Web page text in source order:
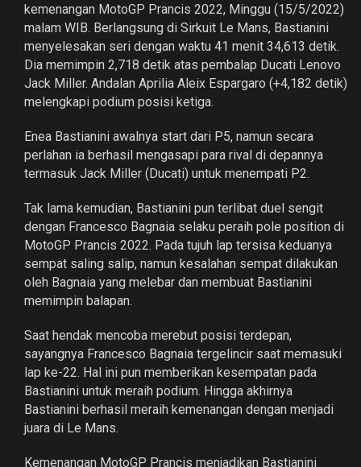
kemenangan MotoGP Prancis 2022, Minggu (15/5/2022)
malam WIB. Berlangsung di Sirkuit Le Mans, Bastianini
menyelesakan seri dengan waktu 41 menit 34,613 detik.
Dia memimpin 2,718 detik atas pembalap Ducati Lenovo
Jack Miller. Andalan Aprilia Aleix Espargaro (+4,182 detik)
melengkapi podium posisi ketiga.
Enea Bastianini awalnya start dari P5, namun secara
perlahan ia berhasil mengasapi para rival di depannya
termasuk Jack Miller (Ducati) untuk menempati P2.
Tak lama kemudian, Bastianini pun terlibat duel sengit
dengan Francesco Bagnaia selaku peraih pole position di
MotoGP Prancis 2022. Pada tujuh lap tersisa keduanya
sempat saling salip, namun kesalahan sempat dilakukan
oleh Bagnaia yang melebar dan membuat Bastianini
memimpin balapan.
Saat hendak mencoba merebut posisi terdepan,
sayangnya Francesco Bagnaia tergelincir saat memasuki
lap ke-22. Hal ini pun memberikan kesempatan pada
Bastianini untuk meraih podium. Hingga akhirnya
Bastianini berhasil meraih kemenangan dengan menjadi
juara di Le Mans.
Kemenangan MotoGP Prancis menjadikan Bastianini